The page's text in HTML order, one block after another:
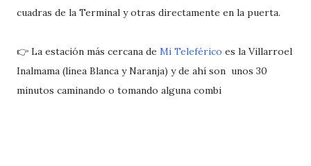
cuadras de la Terminal y otras directamente en la puerta.
👉 La estación más cercana de Mi Teleférico es la Villarroel
Inalmama (línea Blanca y Naranja) y de ahí son unos 30
minutos caminando o tomando alguna combi